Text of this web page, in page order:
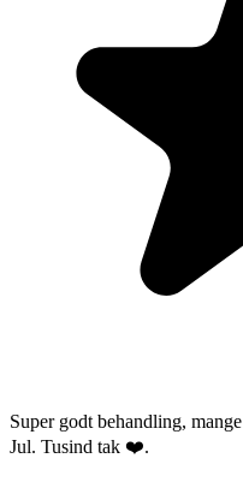
Super godt behandling,
Jul. Tusind tak ❤️.